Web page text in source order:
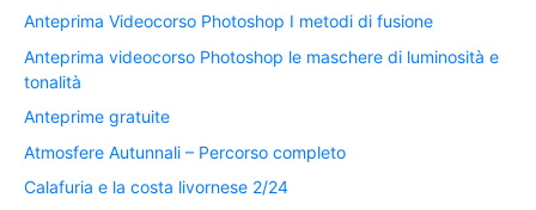
Anteprima Videocorso Photoshop I metodi di fusione
Anteprima videocorso Photoshop le maschere di luminosità e
tonalità
Anteprime gratuite
Atmosfere Autunnali – Percorso completo
Calafuria e la costa livornese 2/24